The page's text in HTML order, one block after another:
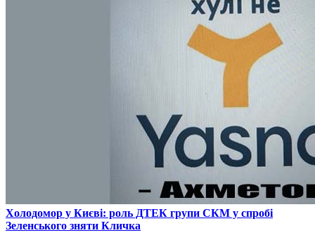
​Холодомор у Києві: роль ДТЕК групи СКМ у спробі
Зеленського зняти Кличка